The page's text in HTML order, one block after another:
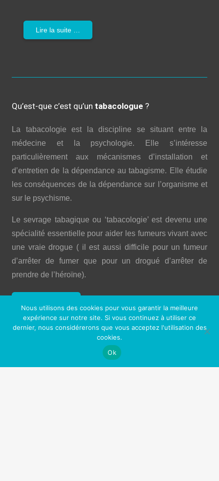
Lire la suite …
Qu’est-que c’est qu’un tabacologue ?
La tabacologie est la discipline se situant entre la
médecine et la psychologie. Elle s’intéresse
particulièrement aux mécanismes d’installation et
d’entretien de la dépendance au tabagisme. Elle étudie
les conséquences de la dépendance sur l’organisme et
sur le psychisme.
Le sevrage tabagique ou ‘tabacologie’ est devenu une
spécialité essentielle pour aider les fumeurs vivant avec
une vraie drogue ( il est aussi difficile pour un fumeur
d’arrêter de fumer que pour un drogué d’arrêter de
prendre de l’héroïne).
Imaginez votre vie sivous ne fumiez pas…
Une meilleure santé et une vie plus longue
Nous utilisons des cookies pour vous garantir la meilleure
expérience sur notre site. Si vous continuez à utiliser ce
dernier, nous considérerons que vous acceptez l'utilisation des
cookies.
Ok